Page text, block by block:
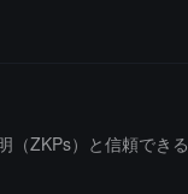
ZKPs）と信頼できる